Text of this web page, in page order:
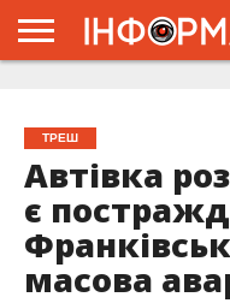
ТРЕШ
Автівка
є
масова